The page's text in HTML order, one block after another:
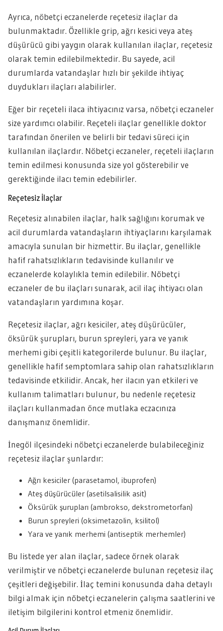
Ayrıca, nöbetçi eczanelerde reçetesiz ilaçlar da
bulunmaktadır. Özellikle grip, ağrı kesici veya ateş
düşürücü gibi yaygın olarak kullanılan ilaçlar, reçetesiz
olarak temin edilebilmektedir. Bu sayede, acil
durumlarda vatandaşlar hızlı bir şekilde ihtiyaç
duydukları ilaçları alabilirler.
Eğer bir reçeteli ilaca ihtiyacınız varsa, nöbetçi eczaneler
size yardımcı olabilir. Reçeteli ilaçlar genellikle doktor
tarafından önerilen ve belirli bir tedavi süreci için
kullanılan ilaçlardır. Nöbetçi eczaneler, reçeteli ilaçların
temin edilmesi konusunda size yol gösterebilir ve
gerektiğinde ilacı temin edebilirler.
Reçetesiz İlaçlar
Reçetesiz alınabilen ilaçlar, halk sağlığını korumak ve
acil durumlarda vatandaşların ihtiyaçlarını karşılamak
amacıyla sunulan bir hizmettir. Bu ilaçlar, genellikle
hafif rahatsızlıkların tedavisinde kullanılır ve
eczanelerde kolaylıkla temin edilebilir. Nöbetçi
eczaneler de bu ilaçları sunarak, acil ilaç ihtiyacı olan
vatandaşların yardımına koşar.
Reçetesiz ilaçlar, ağrı kesiciler, ateş düşürücüler,
öksürük şurupları, burun spreyleri, yara ve yanık
merhemi gibi çeşitli kategorilerde bulunur. Bu ilaçlar,
genellikle hafif semptomlara sahip olan rahatsızlıkların
tedavisinde etkilidir. Ancak, her ilacın yan etkileri ve
kullanım talimatları bulunur, bu nedenle reçetesiz
ilaçları kullanmadan önce mutlaka eczacınıza
danışmanız önemlidir.
İnegöl ilçesindeki nöbetçi eczanelerde bulabileceğiniz
reçetesiz ilaçlar şunlardır:
Ağrı kesiciler (parasetamol, ibuprofen)
Ateş düşürücüler (asetilsalisilik asit)
Öksürük şurupları (ambrokso, dekstrometorfan)
Burun spreyleri (oksimetazolin, ksilitol)
Yara ve yanık merhemi (antiseptik merhemler)
Bu listede yer alan ilaçlar, sadece örnek olarak
verilmiştir ve nöbetçi eczanelerde bulunan reçetesiz ilaç
çeşitleri değişebilir. İlaç temini konusunda daha detaylı
bilgi almak için nöbetçi eczanelerin çalışma saatlerini ve
iletişim bilgilerini kontrol etmeniz önemlidir.